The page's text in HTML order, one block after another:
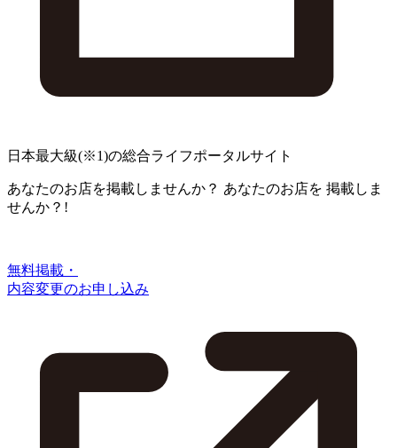
日本最大級(※1)の総合ライフポータルサイト
あなたのお店を掲載しませんか？ あなたのお店を 掲載しま
せんか？!
無料掲載・
内容変更のお申し込み